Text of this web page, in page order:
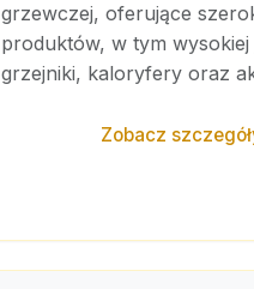
grzewczej, oferujące
produktów, w tym wysokiej
grzejniki, kaloryfery oraz
Zobacz